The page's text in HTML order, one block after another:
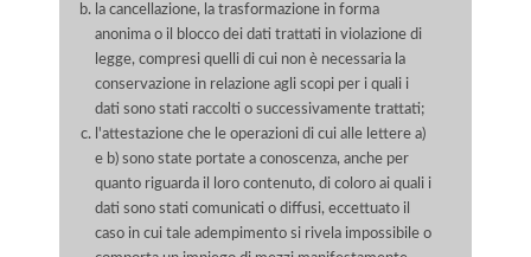
la cancellazione, la trasformazione in forma
anonima o il blocco dei dati trattati in violazione di
legge, compresi quelli di cui non è necessaria la
conservazione in relazione agli scopi per i quali i
dati sono stati raccolti o successivamente trattati;
l'attestazione che le operazioni di cui alle lettere a)
e b) sono state portate a conoscenza, anche per
quanto riguarda il loro contenuto, di coloro ai quali i
dati sono stati comunicati o diffusi, eccettuato il
caso in cui tale adempimento si rivela impossibile o